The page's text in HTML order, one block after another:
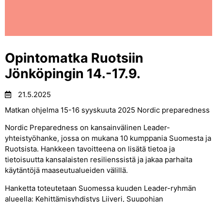
Opintomatka Ruotsiin
Jönköpingin 14.-17.9.
21.5.2025
Matkan ohjelma 15-16 syyskuuta 2025 Nordic preparedness
Nordic Preparedness on kansainvälinen Leader-
yhteistyöhanke, jossa on mukana 10 kumppania Suomesta ja
Ruotsista. Hankkeen tavoitteena on lisätä tietoa ja
tietoisuutta kansalaisten resilienssistä ja jakaa parhaita
käytäntöjä maaseutualueiden välillä.
Hanketta toteutetaan Suomessa kuuden Leader-ryhmän
alueella: Kehittämisyhdistys Liiveri, Suupohjan